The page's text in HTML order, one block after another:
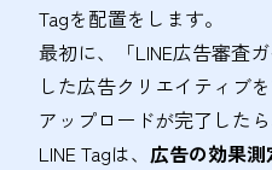
Tagを配置をします。
最初に、「LINE広告審査
した広告クリエイティブ
アップロードが完了したら
LINE Tagは、 広告の効果